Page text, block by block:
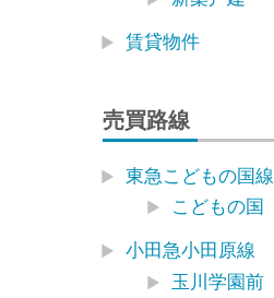
賃貸物件
売買路線
東急こどもの国線
こどもの国
小田急小田原線
玉川学園前